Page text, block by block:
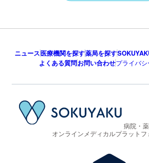
ニュース医療機関を探す薬局を探す
よくある質問お問い合わせプライバ
病院・
オンラインメディカルプラットフ